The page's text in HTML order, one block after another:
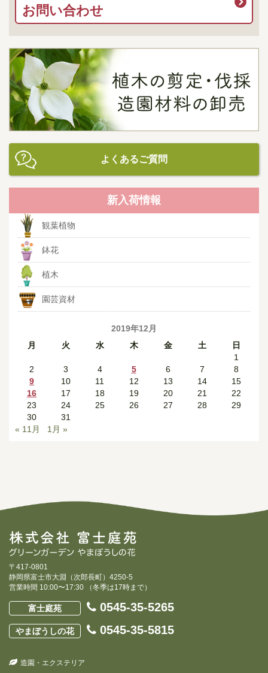
お問い合わせ
よくあるご質問
新入荷情報
観葉植物
鉢花
植木
園芸資材
2019年12月
月
火 水 木 金 土
日
1
2
3 4 5 6 7
8
9
10 11 12 13 14
15
16
17 18 19 20 21
22
23
24 25 26 27 28
29
30
31
« 11月
1月 »
〒417-0801
静岡県富士市大淵（次郎長町）4250-5
営業時間 10:00〜17:30 （冬季は17時まで）
富士庭苑 0545-35-5265
やまぼうしの花 0545-35-5815
造園・エクステリア